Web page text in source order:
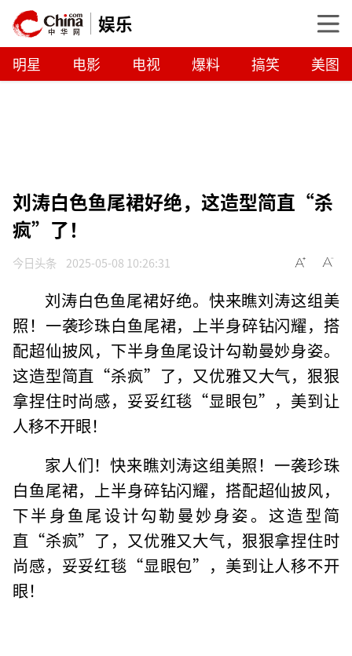
娱乐
明星 电影 电视 爆料 搞笑 美图
刘涛白色鱼尾裙好绝，这造型简直“杀
疯”了！
今日头条 2025-05-08 10:26:31
刘涛白色鱼尾裙好绝。快来瞧刘涛这组美
照！一袭珍珠白鱼尾裙，上半身碎钻闪耀，搭
配超仙披风，下半身鱼尾设计勾勒曼妙身姿。
这造型简直“杀疯”了，又优雅又大气，狠狠
拿捏住时尚感，妥妥红毯“显眼包”，美到让
人移不开眼！
家人们！快来瞧刘涛这组美照！一袭珍珠
白鱼尾裙，上半身碎钻闪耀，搭配超仙披风，
下半身鱼尾设计勾勒曼妙身姿。这造型简
直“杀疯”了，又优雅又大气，狠狠拿捏住时
尚感，妥妥红毯“显眼包”，美到让人移不开
眼！